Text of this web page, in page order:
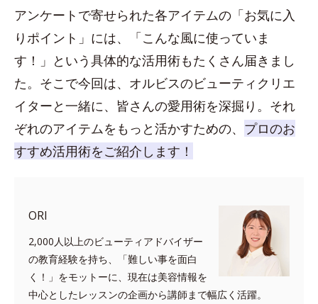
アンケートで寄せられた各アイテムの「お気に入
りポイント」には、「こんな風に使っていま
す！」という具体的な活用術もたくさん届きまし
た。そこで今回は、オルビスのビューティクリエ
イターと一緒に、皆さんの愛用術を深掘り。それ
ぞれのアイテムをもっと活かすための、 プロのお
すすめ活用術をご紹介します！
ORI
2,000人以上のビューティアドバイザー
の教育経験を持ち、「難しい事を面白
く！」をモットーに、現在は美容情報を
中心としたレッスンの企画から講師まで幅広く活躍。